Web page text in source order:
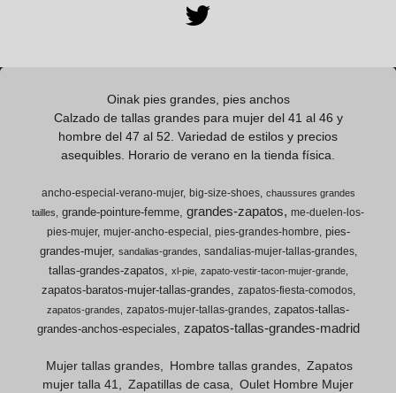

Oinak pies grandes, pies anchos
Calzado de tallas grandes para mujer del 41 al 46 y
hombre del 47 al 52. Variedad de estilos y precios
asequibles. Horario de verano en la tienda física.
ancho-especial-verano-mujer big-size-shoes
chaussures grandes
tailles
grande-pointure-femme grandes-zapatos
me-duelen-los-
pies-mujer mujer-ancho-especial pies-grandes-hombre pies-
grandes-mujer
sandalias-grandes sandalias-mujer-tallas-grandes
tallas-grandes-zapatos xl-pie zapato-vestir-tacon-mujer-grande
zapatos-baratos-mujer-tallas-grandes zapatos-fiesta-comodos
zapatos-grandes zapatos-mujer-tallas-grandes zapatos-tallas-
grandes-anchos-especiales zapatos-tallas-grandes-madrid
Mujer tallas grandes Hombre tallas grandes
Zapatos
mujer talla 41
Zapatillas de casa
Oulet Hombre Mujer